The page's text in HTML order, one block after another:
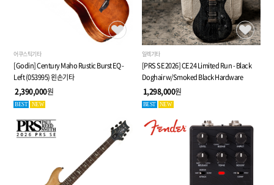
어쿠스틱기타
[Godin] Century Maho Rustic Burst EQ -
Left (053995) 왼손기타
2,390,000원
BEST NEW
일렉기타
[PRS SE 2026] CE 24 Limited Run - Black
Doghair w/Smoked Black Hardware
1,298,000원
BEST NEW